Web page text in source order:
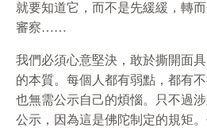
就要知道它，而不是先緩緩，轉
審察……
我們必須心意堅決，敢於撕開面
的本質。每個人都有弱點，都有不
也無需公示自己的煩惱。只不過
公示，因為這是佛陀制定的規矩